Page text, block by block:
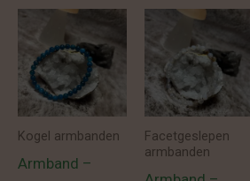
Kogel armbanden
Armband –
Facetgeslepen
armbanden